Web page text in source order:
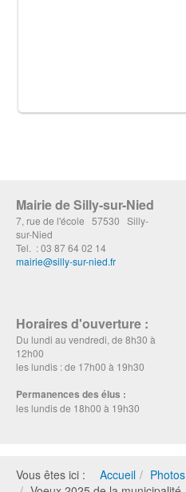
Mairie de Silly-sur-Nied
7, rue de l'école 57530 Silly-
sur-Nied
Tel. : 03 87 64 02 14
mairie@silly-sur-nied.fr
Horaires d'ouverture :
Du lundi au vendredi, de 8h30 à
12h00
les lundis : de 17h00 à 19h30
Permanences des élus :
les lundis de 18h00 à 19h30
Vous êtes ici : Accueil
Photos